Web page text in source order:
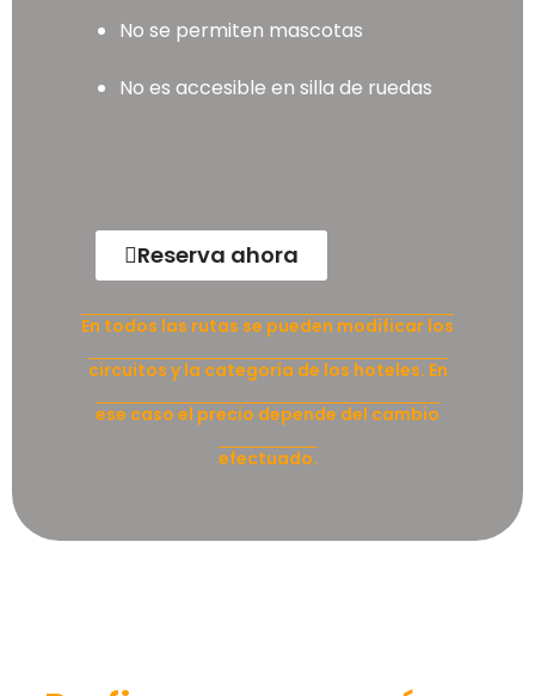
No se permiten mascotas
No es accesible en silla de ruedas
Reserva ahora
En todos las rutas se pueden modificar los
circuitos y la categoría de los hoteles. En
ese caso el precio depende del cambio
efectuado.